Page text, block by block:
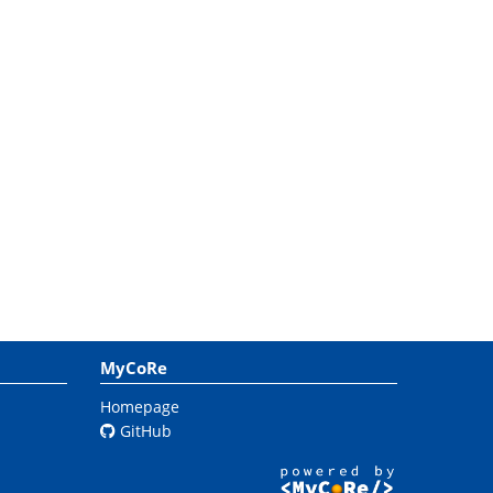
MyCoRe
Homepage
GitHub